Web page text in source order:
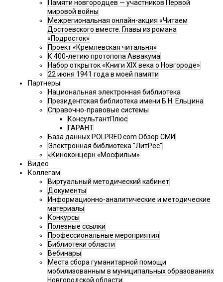
Памяти новгородцев — участников Первой
мировой войны
Межрегиональная онлайн-акция «Читаем
Достоевского вместе. Главы из романа
«Подросток»
Проект «Кремлевская читальня»
К 400-летию протопопа Аввакума
Набор открыток «Книги XIX века о Новгороде»
22 июня 1941 года в моей памяти
Партнеры
Национальная электронная библиотека
Президентская библиотека имени Б.Н. Ельцина
Справочно-правовые системы
КонсультантПлюс
ГАРАНТ
База данных POLPRED.com Обзор СМИ
Электронная библиотека "ЛитРес"
«Киноконцерн «Мосфильм»
Видео
Коллегам
Виртуальный методический кабинет
Документы
Информационно-аналитические и методические
материалы
Конкурсы
Полезные ссылки
Профессиональные мероприятия
Библиотеки области
Вебинары
Места сбора гуманитарной помощи
мобилизованным в муниципальных образованиях
Новгородской области